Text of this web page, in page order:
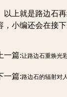
以上就是路边石再
，小编还会在接
上一篇:让路边石重焕光
一篇:路边石的辐射对